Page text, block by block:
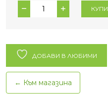
количество
за
Висока
защита
КУПИ
ДОБАВИ В ЛЮБИМИ
← Към магазина